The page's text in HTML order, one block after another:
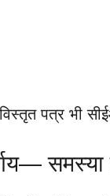
पत्र भी
समस्या